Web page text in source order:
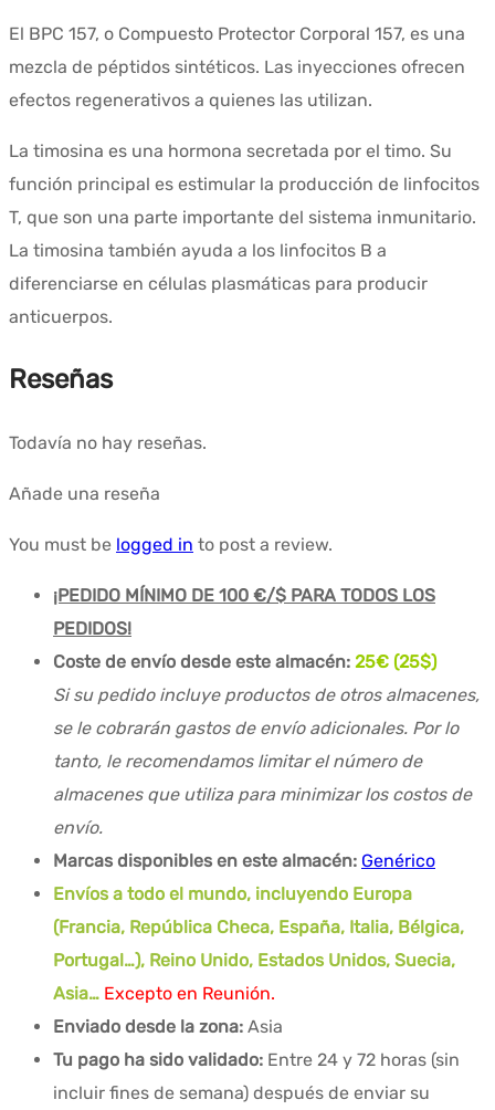
El BPC 157, o Compuesto Protector Corporal 157, es una
mezcla de péptidos sintéticos. Las inyecciones ofrecen
efectos regenerativos a quienes las utilizan.
La timosina es una hormona secretada por el timo. Su
función principal es estimular la producción de linfocitos
T, que son una parte importante del sistema inmunitario.
La timosina también ayuda a los linfocitos B a
diferenciarse en células plasmáticas para producir
anticuerpos.
Reseñas
Todavía no hay reseñas.
Añade una reseña
You must be logged in to post a review.
¡PEDIDO MÍNIMO DE 100 €/$ PARA TODOS LOS
PEDIDOS!
Coste de envío desde este almacén: 25€ (25$)
Si su pedido incluye productos de otros almacenes,
se le cobrarán gastos de envío adicionales. Por lo
tanto, le recomendamos limitar el número de
almacenes que utiliza para minimizar los costos de
envío.
Marcas disponibles en este almacén: Genérico
Envíos a todo el mundo, incluyendo Europa
(Francia, República Checa, España, Italia, Bélgica,
Portugal…), Reino Unido, Estados Unidos, Suecia,
Asia… Excepto en Reunión.
Enviado desde la zona: Asia
Tu pago ha sido validado: Entre 24 y 72 horas (sin
incluir fines de semana) después de enviar su